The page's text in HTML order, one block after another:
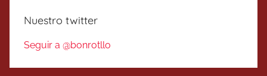
Nuestro twitter
Seguir a @bonrotllo